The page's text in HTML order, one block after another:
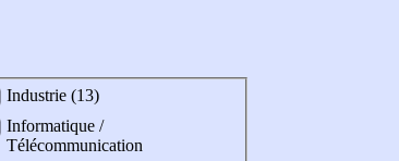
Industrie (13)
Informatique /
Télécommunication